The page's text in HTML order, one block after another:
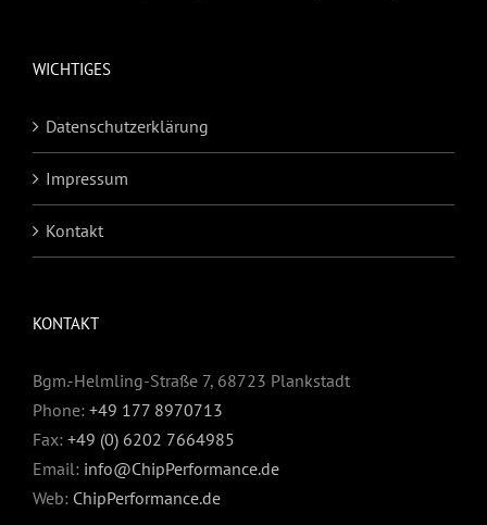
WICHTIGES
Datenschutzerklärung
Impressum
Kontakt
KONTAKT
Bgm.-Helmling-Straße 7, 68723 Plankstadt
Phone: +49 177 8970713
Fax: +49 (0) 6202 7664985
Email: info@ChipPerformance.de
Web: ChipPerformance.de